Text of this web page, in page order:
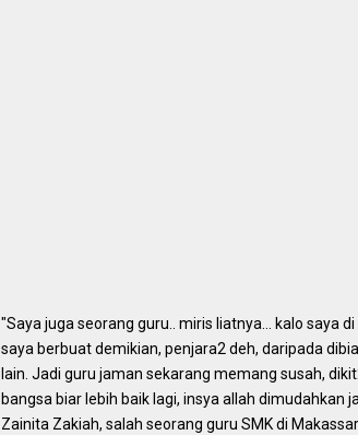
"Saya juga seorang guru.. miris liatnya... kalo saya
saya berbuat demikian, penjara2 deh, daripada
lain. Jadi guru jaman sekarang memang susah,
bangsa biar lebih baik lagi, insya allah dimudahkan
Zainita Zakiah, salah seorang guru SMK di